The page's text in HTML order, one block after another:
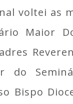
voltei as
Maior
do
Bispo